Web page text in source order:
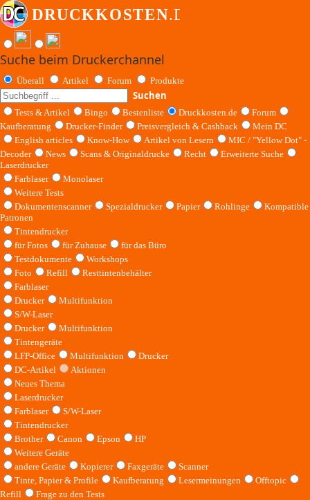
Suche beim Druckerchannel
Überall Artikel Forum Produkte
Suchen
Tests & Artikel Bingo Bestenliste Druckkosten.de
Forum
Kaufberatung
Drucker-Finder Preisvergleich & Cashback
Mein DC
English articles
Know-How Artikel von Lesern
MIC / "Yellow Dot" -
Decoder
News Scans & Originaldrucke Recht
Erweiterte Suche
Laserdrucker
Farblaser
Monolaser
Weitere Tests
Dokumentenscanner
Spezialdrucker Papier Rohlinge
Kompatible
Patronen
Tintendrucker
für Fotos
für Zuhause
für das Büro
Testdokumente
Workshops
Foto
Refill
Resttintenbehälter
Farblaser
Drucker
Multifunktion
S/W-Laser
Drucker
Multifunktion
Tintengeräte
LFP-Office
Multifunktion
Drucker
DC-Artikel
Aktionen
Neues Thema
Laserdrucker
Farblaser
S/W-Laser
Tintendrucker
Brother
Canon Epson
HP
Weitere Geräte
andere Geräte
Kopierer Faxgeräte
Scanner
Tinte, Papier & Profile
Kaufberatung Lesermeinungen
Offtopic
Refill
Frage zu den Tests